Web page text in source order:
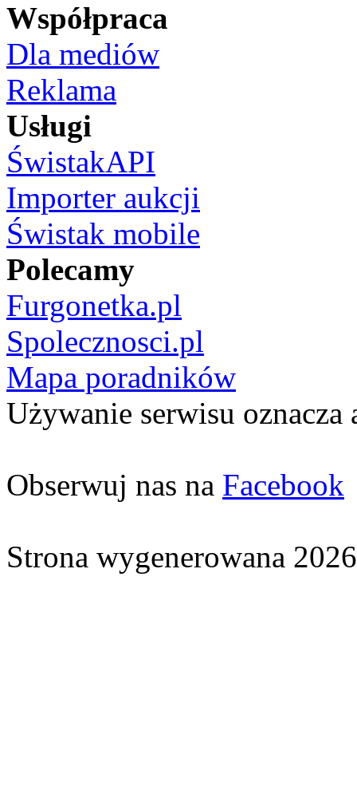
Współpraca
Dla mediów
Reklama
Usługi
ŚwistakAPI
Importer aukcji
Świstak mobile
Polecamy
Furgonetka.pl
Spolecznosci.pl
Mapa poradników
Używanie serwisu oznacza
Obserwuj nas na Facebook
Strona wygenerowana